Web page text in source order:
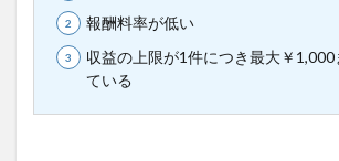
報酬料率が低い
収益の上限が1件につき最大￥1,000
ている